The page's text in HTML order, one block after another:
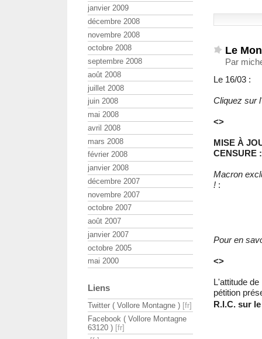
Le
Par
Le 16/03 :
Cliquez sur
<>
MISE À
CENSURE :
Macron
! :
Pour en
<>
L'attitude
pétition
R.I.C. sur
janvier 2009
décembre 2008
novembre 2008
octobre 2008
septembre 2008
août 2008
juillet 2008
juin 2008
mai 2008
avril 2008
mars 2008
février 2008
janvier 2008
décembre 2007
novembre 2007
octobre 2007
août 2007
janvier 2007
octobre 2005
mai 2000
Liens
Twitter ( Vollore Montagne )
Facebook ( Vollore Montagne
63120 )